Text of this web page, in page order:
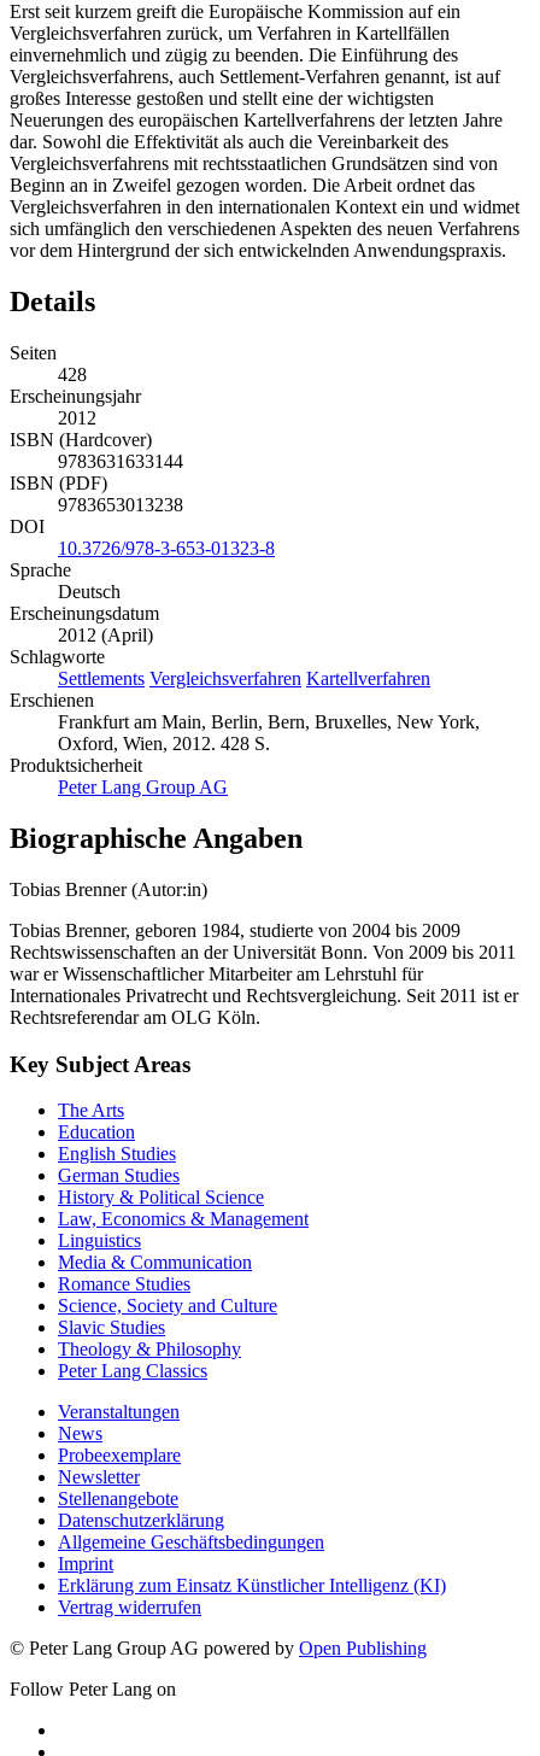
Erst seit kurzem greift die Europäische Kommission auf ein
Vergleichsverfahren zurück, um Verfahren in Kartellfällen
einvernehmlich und zügig zu beenden. Die Einführung des
Vergleichsverfahrens, auch Settlement-Verfahren genannt, ist auf
großes Interesse gestoßen und stellt eine der wichtigsten
Neuerungen des europäischen Kartellverfahrens der letzten Jahre
dar. Sowohl die Effektivität als auch die Vereinbarkeit des
Vergleichsverfahrens mit rechtsstaatlichen Grundsätzen sind von
Beginn an in Zweifel gezogen worden. Die Arbeit ordnet das
Vergleichsverfahren in den internationalen Kontext ein und widmet
sich umfänglich den verschiedenen Aspekten des neuen Verfahrens
vor dem Hintergrund der sich entwickelnden Anwendungspraxis.
Details
Seiten
428
Erscheinungsjahr
2012
ISBN (Hardcover)
9783631633144
ISBN (PDF)
9783653013238
DOI
10.3726/978-3-653-01323-8
Sprache
Deutsch
Erscheinungsdatum
2012 (April)
Schlagworte
Settlements Vergleichsverfahren Kartellverfahren
Erschienen
Frankfurt am Main, Berlin, Bern, Bruxelles, New York,
Oxford, Wien, 2012. 428 S.
Produktsicherheit
Peter Lang Group AG
Biographische Angaben
Tobias Brenner (Autor:in)
Tobias Brenner, geboren 1984, studierte von 2004 bis 2009
Rechtswissenschaften an der Universität Bonn. Von 2009 bis 2011
war er Wissenschaftlicher Mitarbeiter am Lehrstuhl für
Internationales Privatrecht und Rechtsvergleichung. Seit 2011 ist er
Rechtsreferendar am OLG Köln.
Key Subject Areas
The Arts
Education
English Studies
German Studies
History & Political Science
Law, Economics & Management
Linguistics
Media & Communication
Romance Studies
Science, Society and Culture
Slavic Studies
Theology & Philosophy
Peter Lang Classics
Veranstaltungen
News
Probeexemplare
Newsletter
Stellenangebote
Datenschutzerklärung
Allgemeine Geschäftsbedingungen
Imprint
Erklärung zum Einsatz Künstlicher Intelligenz (KI)
Vertrag widerrufen
© Peter Lang Group AG powered by Open Publishing
Follow Peter Lang on